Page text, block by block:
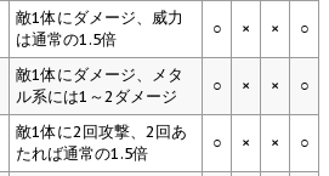
敵1体にダメージ、威力
は通常の1.5倍
○ × × ○
敵1体にダメージ、メタ
ル系には1～2ダメージ
○ × × ○
敵1体に2回攻撃、2回あ
たれば通常の1.5倍
○ × × ○